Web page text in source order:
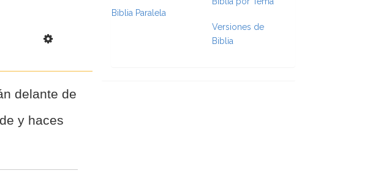
Scripture Formatting
delante de
y haces
Biblia Paralela
Versiones de
Biblia